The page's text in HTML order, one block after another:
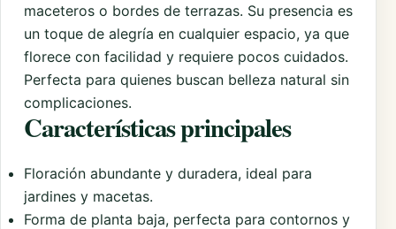
maceteros o bordes de terrazas. Su presencia es
un toque de alegría en cualquier espacio, ya que
florece con facilidad y requiere pocos cuidados.
Perfecta para quienes buscan belleza natural sin
complicaciones.
Características principales
Floración abundante y duradera, ideal para
jardines y macetas.
Forma de planta baja, perfecta para contornos y